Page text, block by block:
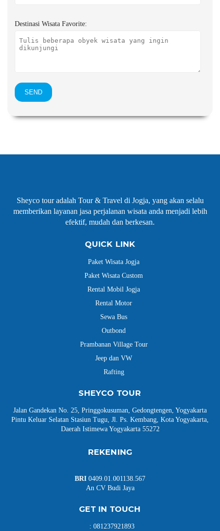
Destinasi Wisata Favorite:
Sheyco tour adalah Tour & Travel di Jogja, yang akan selalu
memberikan layanan jasa perjalanan wisata anda menjadi lebih
efektif, mudah dan berkesan.
QUICK LINK
Paket Wisata Jogja
Paket Wisata Custom
Rental Mobil Jogja
Rental Motor
Sewa Bus
Outbond
Prambanan Village Tour
Jeep dan VW
Rafting
SHEYCO TOUR
Jalan Gandekan No. 25, Pringgokusuman, Gedongtengen, Yogyakarta
Pintu Keluar Selatan Stasiun Tugu, Jl. Ps. Kembang, Kota Yogyakarta,
Daerah Istimewa Yogyakarta 55272
REKENING
BRI 0409.01.001138.567
An CV Budi Jaya
GET IN TOUCH
: 081237921893